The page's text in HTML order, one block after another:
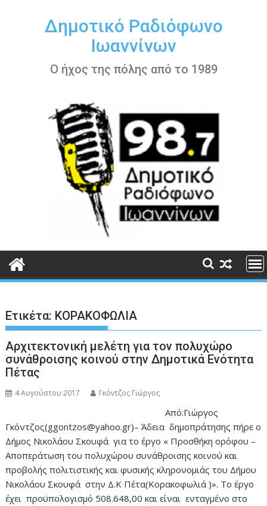
περιεχόμενοΔημοτικό Ραδιόφωνο
Ιωαννίνων
Ο ήχος της πόλης από το 1989
Ετικέτα: ΚΟΡΑΚΟΦΩΛΙΑ
Αρχιτεκτονική μελέτη για τον πολυχώρο
συνάθροισης κοινού στην Δημοτικά Ενότητα
Πέτας
4 Αυγούστου 2017 Γκόντζος Γιώργος
Από:Γιώργος
Γκόντζος(ggontzos@yahoo.gr)– Άδεια δημοπράτησης πήρε ο
Δήμος Νικολάου Σκουφά για το έργο « Προσθήκη ορόφου –
Αποπεράτωση του πολυχώρου συνάθροισης κοινού και
προβολής πολιτιστικής και φυσικής κληρονομιάς του Δήμου
Νικολάου Σκουφά στην Δ.Κ Πέτα(Κορακοφωλιά )». To έργο
έχει προϋπολογισμό 508.648,00 και είναι ενταγμένο στο